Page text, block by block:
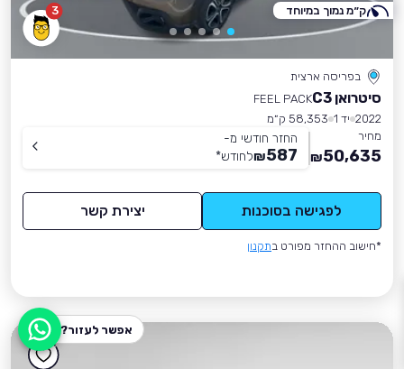
3
בפריסה ארצית
סיטרואן C3
FEEL PACK
2022 יד 1
58,353 ק״מ
מחיר
50,635
₪
החזר חודשי מ-
587
₪לחודש*
לפגישה בסוכנות יצירת קשר
*חישוב ההחזר מפורט בתקנון
ק״מ נמוך במיוחד
אפשר לעזור?